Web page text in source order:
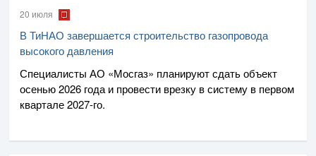
20 июля
В ТиНАО завершается строительство газопровода
высокого давления
Специалисты АО «Мосгаз» планируют сдать объект
осенью 2026 года и провести врезку в систему в первом
квартале2027-го.